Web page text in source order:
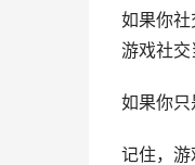
如果你社
游戏社交
如果你只
记住，